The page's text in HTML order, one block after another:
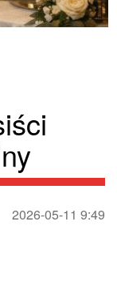
2026-05-11 9:49